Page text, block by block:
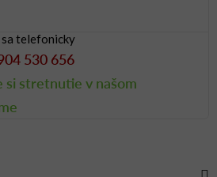
telefonicky
530 656
si stretnutie v našom